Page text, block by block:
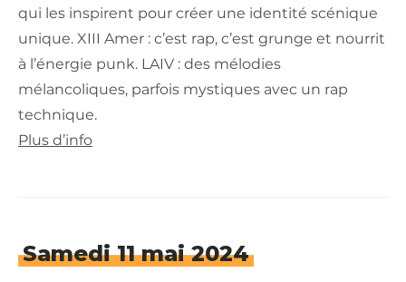
qui les inspirent pour créer une identité scénique
unique. XIII Amer : c’est rap, c’est grunge et nourrit
à l’énergie punk. LAIV : des mélodies
mélancoliques, parfois mystiques avec un rap
technique.
Plus d’info
Samedi 11 mai 2024